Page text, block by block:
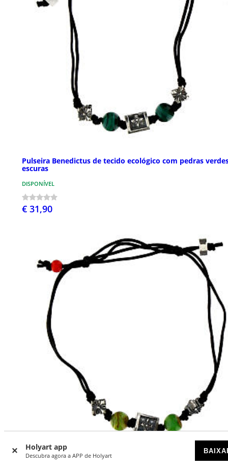
Holyart app
Descubra agora a APP de Holyart
Pulseira Benedictus de tecido ecológico com pedras
escuras
DISPONÍVEL
€ 31,90
Pulseira Benedictus de tecido ecológico com pedras opala